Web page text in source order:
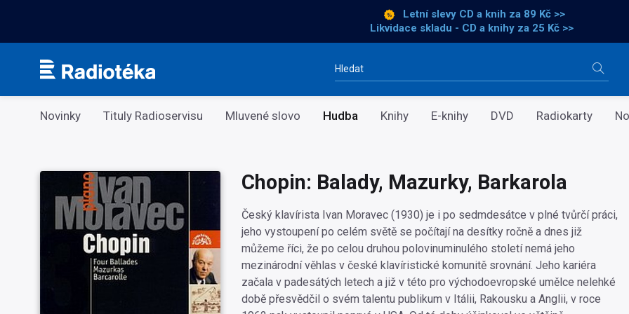
Letní slevy CD a knih za 89 Kč >>
Likvidace skladu - CD a knihy za 25 Kč >>
Vyhledávání
Kategorie
Novinky Tituly Radioservisu Mluvené slovo Hudba Knihy E-knihy DVD Radiokarty
Chopin: Balady, Mazurky, Barkarola
Český klavírista Ivan Moravec (1930) je i po sedmdesátce v plné tvůrčí práci,
jeho vystoupení po celém světě se počítají na desítky ročně a dnes již
můžeme říci, že po celou druhou polovinuminulého století nemá jeho
mezinárodní věhlas v české klavíristické komunitě srovnání. Jeho kariéra
začala v padesátých letech a již v této pro východoevropské umělce nelehké
době přesvědčil o svém talentu publikum v Itálii, Rakousku a Anglii, v roce